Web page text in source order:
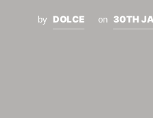
by DOLCE on 30TH